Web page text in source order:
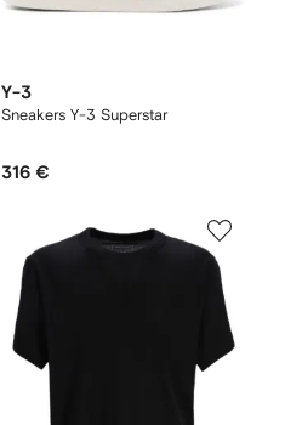
Y-3
Sneakers Y-3 Superstar
316 €